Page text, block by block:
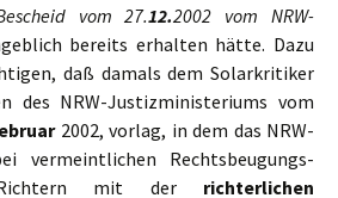
vom 27.12.2002 vom NRW-
bereits erhalten hätte. Dazu
daß damals dem Solarkritiker
des NRW-Justizministeriums vom
2002, vorlag, in dem das NRW-
vermeintlichen Rechtsbeugungs-
mit der richterlichen